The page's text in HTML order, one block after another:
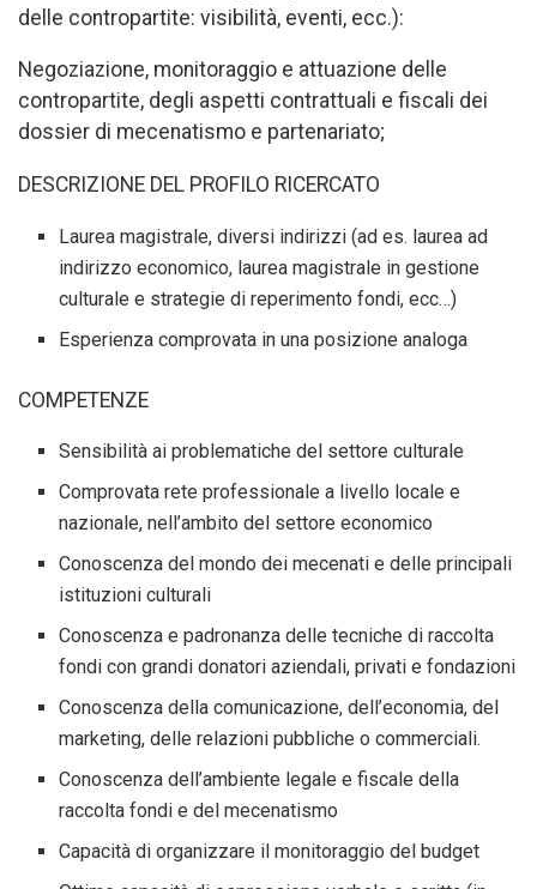
delle contropartite: visibilità, eventi, ecc.):
Negoziazione, monitoraggio e attuazione delle
contropartite, degli aspetti contrattuali e fiscali dei
dossier di mecenatismo e partenariato;
DESCRIZIONE DEL PROFILO RICERCATO
Laurea magistrale, diversi indirizzi (ad es. laurea ad
indirizzo economico, laurea magistrale in gestione
culturale e strategie di reperimento fondi, ecc…)
Esperienza comprovata in una posizione analoga
COMPETENZE
Sensibilità ai problematiche del settore culturale
Comprovata rete professionale a livello locale e
nazionale, nell’ambito del settore economico
Conoscenza del mondo dei mecenati e delle principali
istituzioni culturali
Conoscenza e padronanza delle tecniche di raccolta
fondi con grandi donatori aziendali, privati e fondazioni
Conoscenza della comunicazione, dell’economia, del
marketing, delle relazioni pubbliche o commerciali.
Conoscenza dell’ambiente legale e fiscale della
raccolta fondi e del mecenatismo
Capacità di organizzare il monitoraggio del budget